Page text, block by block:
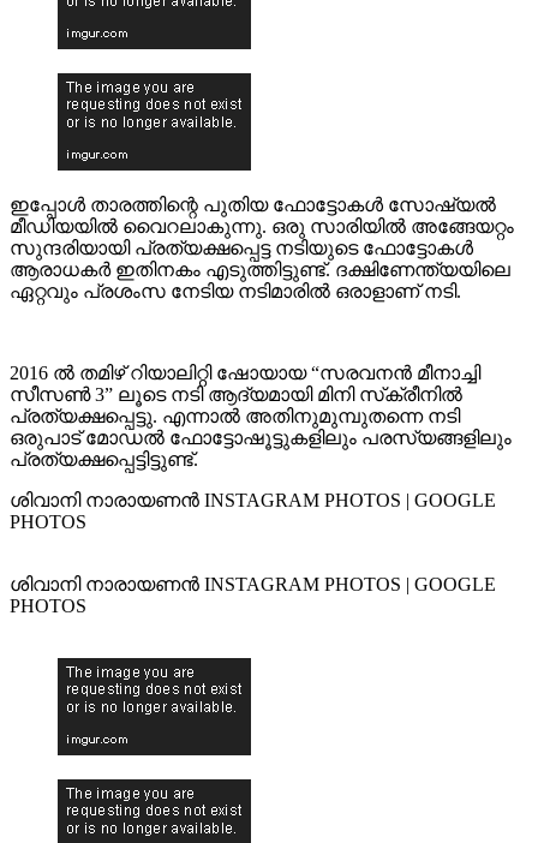
ഇപ്പോൾ താരത്തിന്റെ പുതിയ ഫോട്ടോകൾ സോഷ്യൽ
മീഡിയയിൽ വൈറലാകുന്നു. ഒരു സാരിയിൽ അങ്ങേയറ്റം
സുന്ദരിയായി പ്രത്യക്ഷപ്പെട്ട നടിയുടെ ഫോട്ടോകൾ
ആരാധകർ ഇതിനകം എടുത്തിട്ടുണ്ട്. ദക്ഷിണേന്ത്യയിലെ
ഏറ്റവും പ്രശംസ നേടിയ നടിമാരിൽ ഒരാളാണ് നടി.
2016 ൽ തമിഴ് റിയാലിറ്റി ഷോയായ “സരവനൻ മീനാച്ചി
സീസൺ 3” ലൂടെ നടി ആദ്യമായി മിനി സ്‌ക്രീനിൽ
പ്രത്യക്ഷപ്പെട്ടു. എന്നാൽ അതിനുമുമ്പുതന്നെ നടി
ഒരുപാട് മോഡൽ ഫോട്ടോഷൂട്ടുകളിലും പരസ്യങ്ങളിലും
പ്രത്യക്ഷപ്പെട്ടിട്ടുണ്ട്.
ശിവാനി നാരായണൻ INSTAGRAM PHOTOS | GOOGLE
PHOTOS
ശിവാനി നാരായണൻ INSTAGRAM PHOTOS | GOOGLE
PHOTOS